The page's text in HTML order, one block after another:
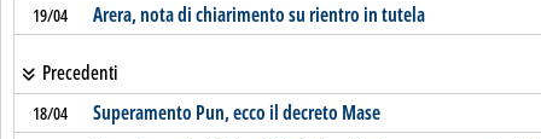
19/04 Arera, nota di chiarimento su rientro in tutela
Precedenti
18/04 Superamento Pun, ecco il decreto Mase